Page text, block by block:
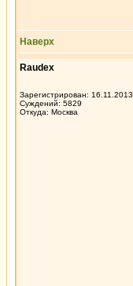
Наверх
Raudex
Зарегистрирован: 16.11.2013
Суждений: 5829
Откуда: Москва